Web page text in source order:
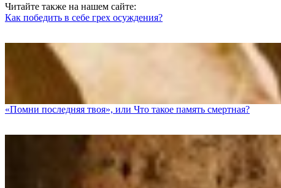
Читайте также на нашем сайте:
Как победить в себе грех осуждения?
«Помни последняя твоя», или Что такое память смертная?